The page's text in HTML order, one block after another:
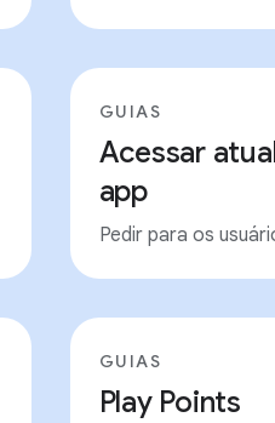
GUIAS
Acessar
app
Pedir para os
GUIAS
Play Points